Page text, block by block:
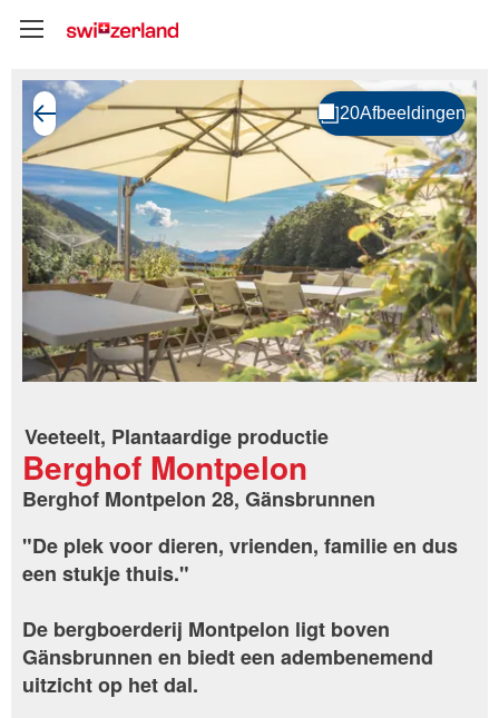
Veeteelt, Plantaardige productie
Berghof Montpelon
Berghof Montpelon 28, Gänsbrunnen
"De plek voor dieren, vrienden, familie en dus
een stukje thuis."
De bergboerderij Montpelon ligt boven
Gänsbrunnen en biedt een adembenemend
uitzicht op het dal.